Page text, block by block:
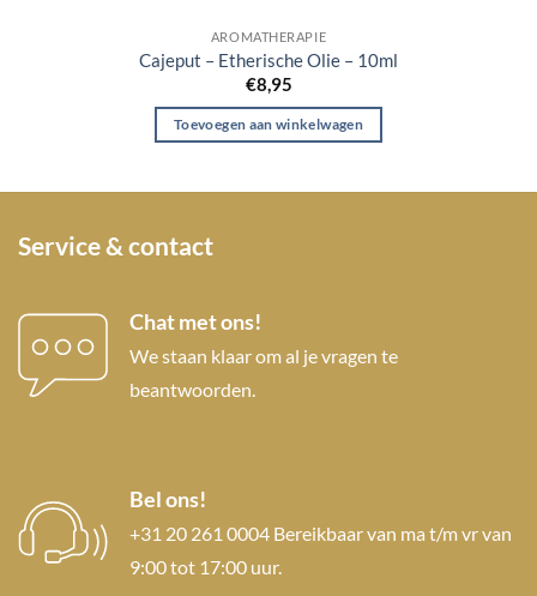
AROMATHERAPIE
Cajeput – Etherische Olie – 10ml
€8,95
Toevoegen aan winkelwagen
Service & contact
Chat met ons!
We staan klaar om al je vragen te
beantwoorden.
Bel ons!
+31 20 261 0004 Bereikbaar van ma t/m vr van
9:00 tot 17:00 uur.